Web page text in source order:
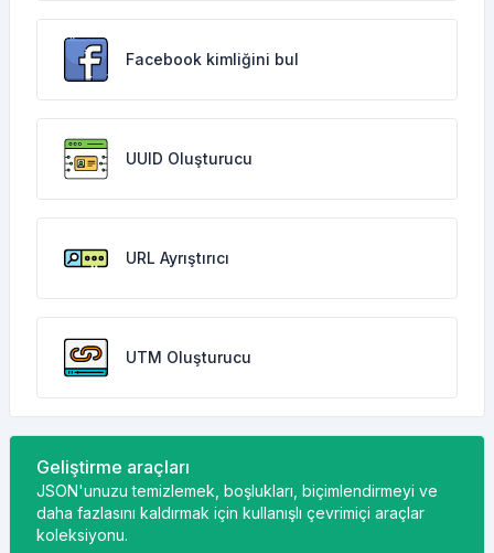
Facebook kimliğini bul
UUID Oluşturucu
URL Ayrıştırıcı
UTM Oluşturucu
Geliştirme araçları
JSON'unuzu temizlemek, boşlukları, biçimlendirmeyi ve
daha fazlasını kaldırmak için kullanışlı çevrimiçi araçlar
koleksiyonu.